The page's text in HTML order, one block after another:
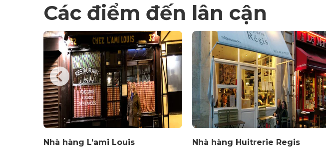
Các điểm đến lân cận
Nhà hàng L’ami Louis Nhà hàng Huitrerie Regis